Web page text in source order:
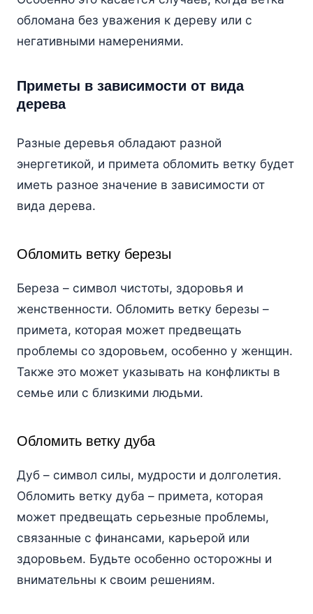
обломана без уважения к дереву или с
негативными намерениями.
Приметы в зависимости от вида
дерева
Разные деревья обладают разной
энергетикой, и примета обломить ветку будет
иметь разное значение в зависимости от
вида дерева.
Обломить ветку березы
Береза – символ чистоты, здоровья и
женственности. Обломить ветку березы –
примета, которая может предвещать
проблемы со здоровьем, особенно у женщин.
Также это может указывать на конфликты в
семье или с близкими людьми.
Обломить ветку дуба
Дуб – символ силы, мудрости и долголетия.
Обломить ветку дуба – примета, которая
может предвещать серьезные проблемы,
связанные с финансами, карьерой или
здоровьем. Будьте особенно осторожны и
внимательны к своим решениям.